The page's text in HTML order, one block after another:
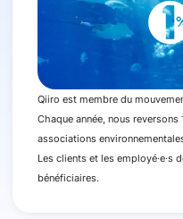
Qiiro est membre du
Chaque année, nous
associations
Les clients et les
bénéficiaires.